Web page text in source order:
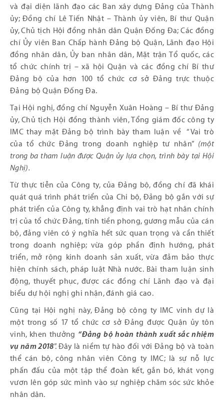
và đại diện lãnh đạo các Ban xây dựng Đảng của Thành
ủy; Đồng chí Lê Tiến Nhật – Thành ủy viên, Bí thư Quận
ủy, Chủ tịch Hội đồng nhân dân Quận Đống Đa; Các đồng
chí Ủy viên Ban Chấp hành Đảng bộ Quận, Lãnh đạo Hội
đồng nhân dân, Ủy ban nhân dân, Mặt trận Tổ quốc, các
tổ chức chính trị – xã hội Quận và các đồng chí Bí thư
Đảng bộ của hơn 100 tổ chức cơ sở Đảng trực thuộc
Đảng bộ Quận Đống Đa.
Tại Hội nghị, đồng chí Nguyễn Xuân Hoàng – Bí thư Đảng
ủy, Chủ tịch Hội đồng thành viên, Tổng giám đốc công ty
IMC thay mặt Đảng bộ trình bày tham luận về “Vai trò
của tổ chức Đảng trong doanh nghiệp tư nhân” (một
trong ba tham luận được Quận ủy lựa chọn, trình bày tại Hội
Nghị).
Từ thực tiễn của Công ty, của Đảng bộ, đồng chí đã khái
quát quá trình phát triển của Chi bộ, Đảng bộ gắn với sự
phát triển của Công ty, khẳng định vai trò hạt nhân chính
trị của tổ chức Đảng, tính tiền phong, gương mẫu của cán
bộ, đảng viên có ý nghĩa hết sức quan trọng và cần thiết
trong doanh nghiệp; vừa góp phần định hướng, phát
triển, mở rộng kinh doanh sản xuất, vừa đảm bảo thực
hiện chính sách, pháp luật Nhà nước. Bài tham luận sinh
động, thuyết phục, được các đồng chí Lãnh đạo và đại
biểu dự hội nghị ghi nhận, đánh giá cao.
Cũng tại Hội nghị này, Đảng bộ công ty IMC vinh dự là
một trong số 17 tổ chức cơ sở Đảng được Quận ủy tôn
vinh, khen thưởng “Đảng bộ hoàn thành xuất sắc nhiệm
vụ năm 2018”. Đây là niềm tự hào đối với Đảng bộ và toàn
thể cán bộ, công nhân viên Công ty IMC; là sự nỗ lực
phấn đấu của một tập thể đoàn kết, gắn bó, khát vọng
vươn lên góp sức mình vào sự nghiệp chăm sóc sức khỏe
nhân dân.